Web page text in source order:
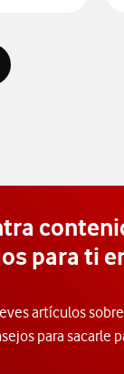
para ti
artículos
para sacarle